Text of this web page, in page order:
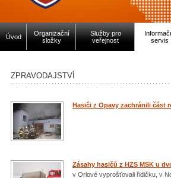
Úvod
Organizační
složky
Služby pro
veřejnost
servis
ZPRAVODAJSTVÍ
Hasiči z Opavy zachránili část
Zásahy hasičů z HZS MSK u
v Orlové vyprošťovali řidičku, v